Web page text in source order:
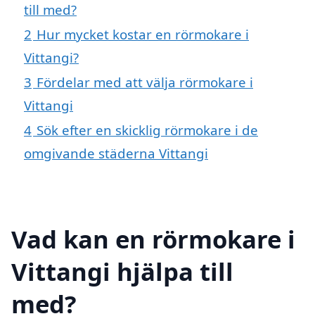
till med?
2 Hur mycket kostar en rörmokare i
Vittangi?
3 Fördelar med att välja rörmokare i
Vittangi
4 Sök efter en skicklig rörmokare i de
omgivande städerna Vittangi
Vad kan en rörmokare i
Vittangi hjälpa till
med?